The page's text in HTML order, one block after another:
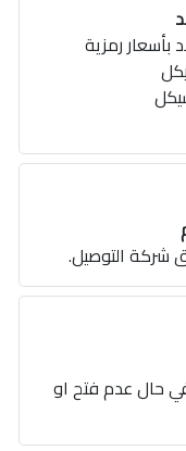
بأسعار رمزية
شركة التوصيل.
حال عدم فتح او